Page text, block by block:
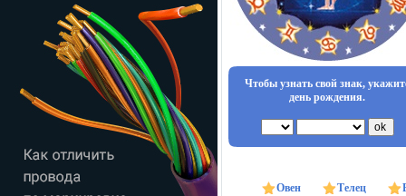
Чтобы узнать свой знак,
день рождения.
Овен Телец